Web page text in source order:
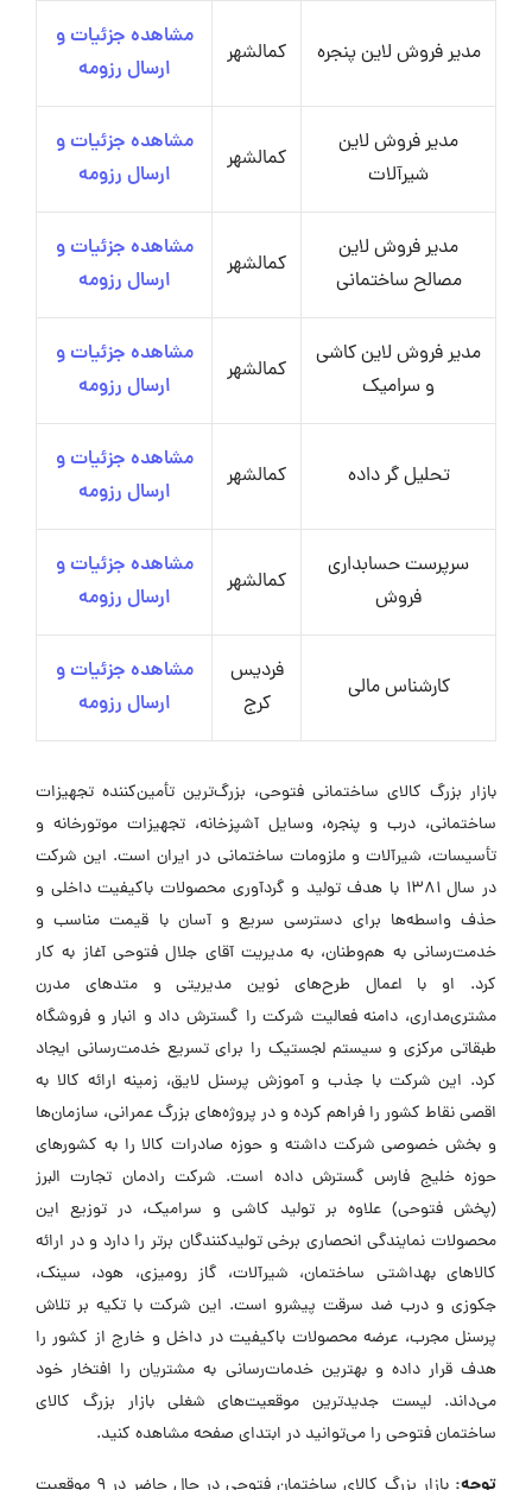
مدیر فروش لاین پنجره کمالشهر
مشاهده جزئیات و
ارسال رزومه
مدیر فروش لاین
شیرآلات
کمالشهر
مشاهده جزئیات و
ارسال رزومه
مدیر فروش لاین
مصالح ساختمانی
کمالشهر
مشاهده جزئیات و
ارسال رزومه
مدیر فروش لاین کاشی
و سرامیک
کمالشهر
مشاهده جزئیات و
ارسال رزومه
تحلیل گر داده کمالشهر
مشاهده جزئیات و
ارسال رزومه
سرپرست حسابداری
فروش
کمالشهر
مشاهده جزئیات و
ارسال رزومه
کارشناس مالی
فردیس
کرج
مشاهده جزئیات و
ارسال رزومه
بازار بزرگ کالای ساختمانی فتوحی، بزرگ‌ترین تأمین‌کننده تجهیزات
ساختمانی، درب و پنجره، وسایل آشپزخانه، تجهیزات موتورخانه و
تأسیسات، شیرآلات و ملزومات ساختمانی در ایران است. این شرکت
در سال ۱۳۸۱ با هدف تولید و گردآوری محصولات باکیفیت داخلی و
حذف واسطه‌ها برای دسترسی سریع و آسان با قیمت مناسب و
خدمت‌رسانی به هم‌وطنان، به مدیریت آقای جلال فتوحی آغاز به کار
کرد. او با اعمال طرح‌های نوین مدیریتی و متدهای مدرن
مشتری‌مداری، دامنه فعالیت شرکت را گسترش داد و انبار و فروشگاه
طبقاتی مرکزی و سیستم لجستیک را برای تسریع خدمت‌رسانی ایجاد
کرد. این شرکت با جذب و آموزش پرسنل لایق، زمینه ارائه کالا به
اقصی نقاط کشور را فراهم کرده و در پروژه‌های بزرگ عمرانی، سازمان‌ها
و بخش خصوصی شرکت داشته و حوزه صادرات کالا را به کشورهای
حوزه خلیج فارس گسترش داده است. شرکت رادمان تجارت البرز
(پخش فتوحی) علاوه بر تولید کاشی و سرامیک، در توزیع این
محصولات نمایندگی انحصاری برخی تولیدکنندگان برتر را دارد و در ارائه
کالاهای بهداشتی ساختمان، شیرآلات، گاز رومیزی، هود، سینک،
جکوزی و درب ضد سرقت پیشرو است. این شرکت با تکیه بر تلاش
پرسنل مجرب، عرضه محصولات باکیفیت در داخل و خارج از کشور را
هدف قرار داده و بهترین خدمات‌رسانی به مشتریان را افتخار خود
می‌داند. لیست جدیدترین موقعیت‌های شغلی بازار بزرگ کالای
ساختمان فتوحی را می‌توانید در ابتدای صفحه مشاهده کنید.